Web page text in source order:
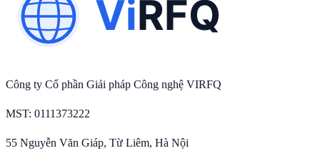
Công ty Cổ phần Giải pháp Công nghệ VIRFQ
MST: 0111373222
55 Nguyễn Văn Giáp, Từ Liêm, Hà Nội